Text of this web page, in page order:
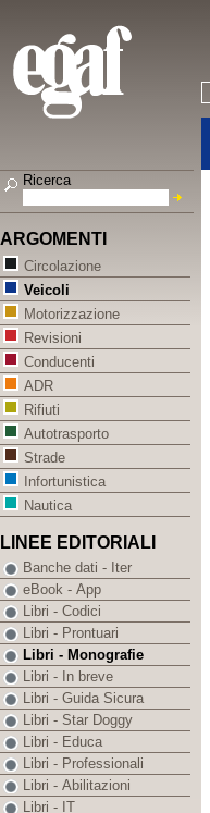
Ricerca
ARGOMENTI
Circolazione
Veicoli
Motorizzazione
Revisioni
Conducenti
ADR
Rifiuti
Autotrasporto
Strade
Infortunistica
Nautica
LINEE EDITORIALI
Banche dati - Iter
eBook - App
Libri - Codici
Libri - Prontuari
Libri - Monografie
Libri - In breve
Libri - Guida Sicura
Libri - Star Doggy
Libri - Educa
Libri - Professionali
Libri - Abilitazioni
Libri - IT